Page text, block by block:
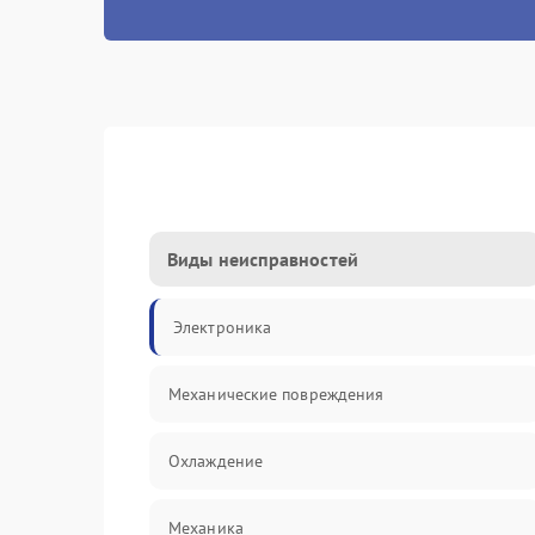
Виды неисправностей
Электроника
Механические повреждения
Охлаждение
Механика